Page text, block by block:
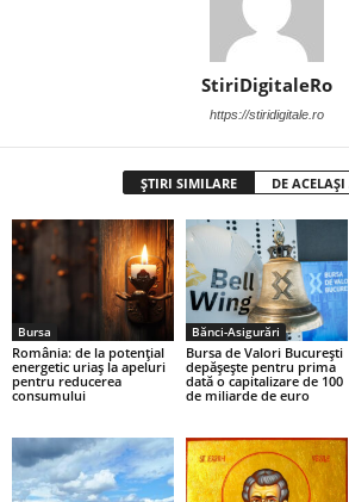
StiriDigitaleRo
https://stiridigitale.ro
ȘTIRI SIMILARE DE
Bursa
România: de la potențial
energetic uriaș la apeluri
pentru reducerea
consumului
Bănci-Asigurări
Bursa de Valori București
depășește pentru prima
dată o capitalizare de 100
de miliarde de euro